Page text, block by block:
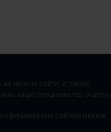
нашем сайте, а также
наши специалисты ответят
официальным сайтом рынка